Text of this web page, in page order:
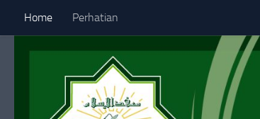
Skip to content
Home Perhatian